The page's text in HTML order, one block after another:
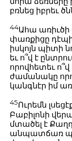
բռնեց իբրեւ
44Ահա առիւծի
փառքիցը
իսկոյն պիտի
եւ ո՞վ է
որովհետեւ ո՞վ
ժամանակը
կանգնէր իմ
45Ուրեմն
Բաբիլոնի
մտածել է
անպատճառ